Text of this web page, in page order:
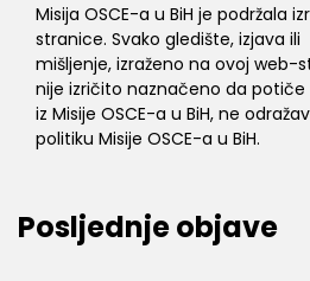
Misija OSCE-a u BiH je podržala
stranice. Svako gledište, izjava ili
mišljenje, izraženo na ovoj web-
nije izričito naznačeno da potiče
iz Misije OSCE-a u BiH, ne
politiku Misije OSCE-a u BiH.
Posljednje objave